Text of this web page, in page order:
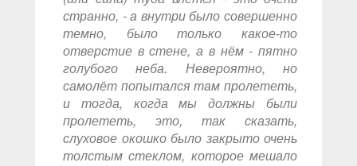
странно, - а внутри было совершенно
темно, было только какое-то
отверстие в стене, а в нём - пятно
голубого неба. Невероятно, но
самолёт попытался там пролететь,
и тогда, когда мы должны были
пролететь, это, так сказать,
слуховое окошко было закрыто очень
толстым стеклом, которое мешало